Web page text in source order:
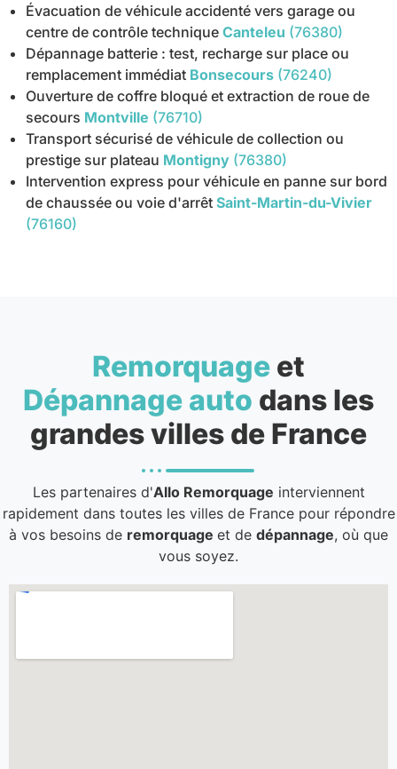
Évacuation de véhicule accidenté vers garage ou
centre de contrôle technique Canteleu (76380)
Dépannage batterie : test, recharge sur place ou
remplacement immédiat Bonsecours (76240)
Ouverture de coffre bloqué et extraction de roue de
secours Montville (76710)
Transport sécurisé de véhicule de collection ou
prestige sur plateau Montigny (76380)
Intervention express pour véhicule en panne sur bord
de chaussée ou voie d'arrêt Saint-Martin-du-Vivier
(76160)
Remorquage et
Dépannage auto dans les
grandes villes de France
Les partenaires d'Allo Remorquage interviennent
rapidement dans toutes les villes de France pour répondre
à vos besoins de remorquage et de dépannage, où que
vous soyez.